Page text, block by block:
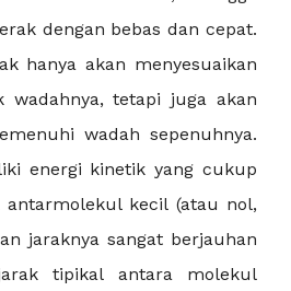
dengan bebas dan cepat.
hanya akan menyesuaikan
wadahnya, tetapi juga akan
wadah sepenuhnya.
energi kinetik yang cukup
antarmolekul kecil (atau nol,
jaraknya sangat berjauhan
tipikal antara molekul